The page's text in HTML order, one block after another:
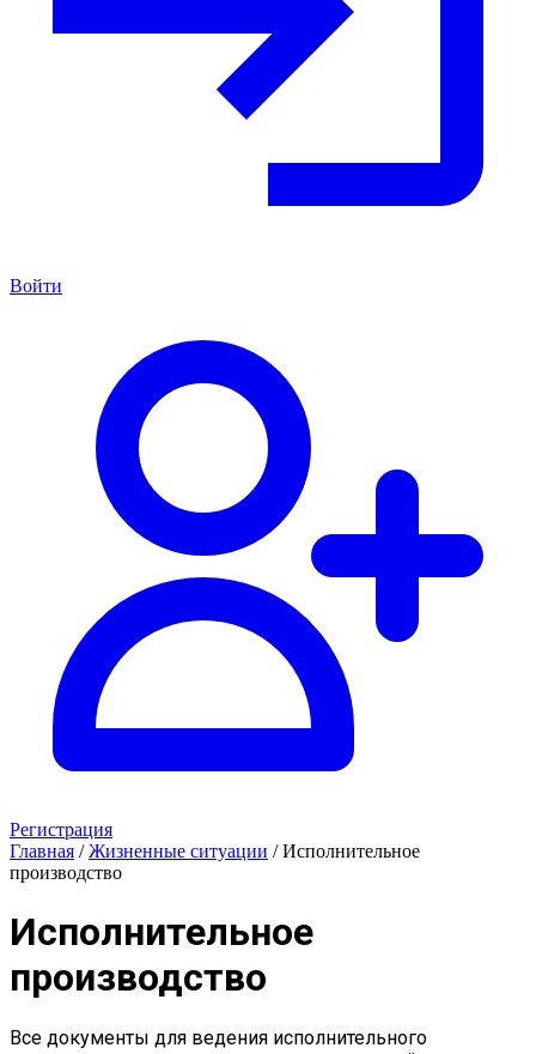
Войти
Регистрация
Главная / Жизненные ситуации / Исполнительное
производство
Исполнительное
производство
Все документы для ведения исполнительного